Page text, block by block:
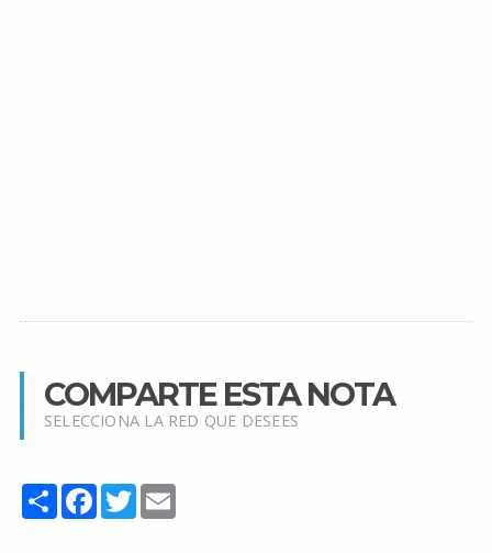
COMPARTE ESTA NOTA
SELECCIONA LA RED QUE DESEES
Share Facebook
TwitterEmail